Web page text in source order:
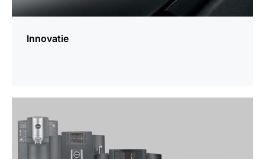
Innovatie
weten